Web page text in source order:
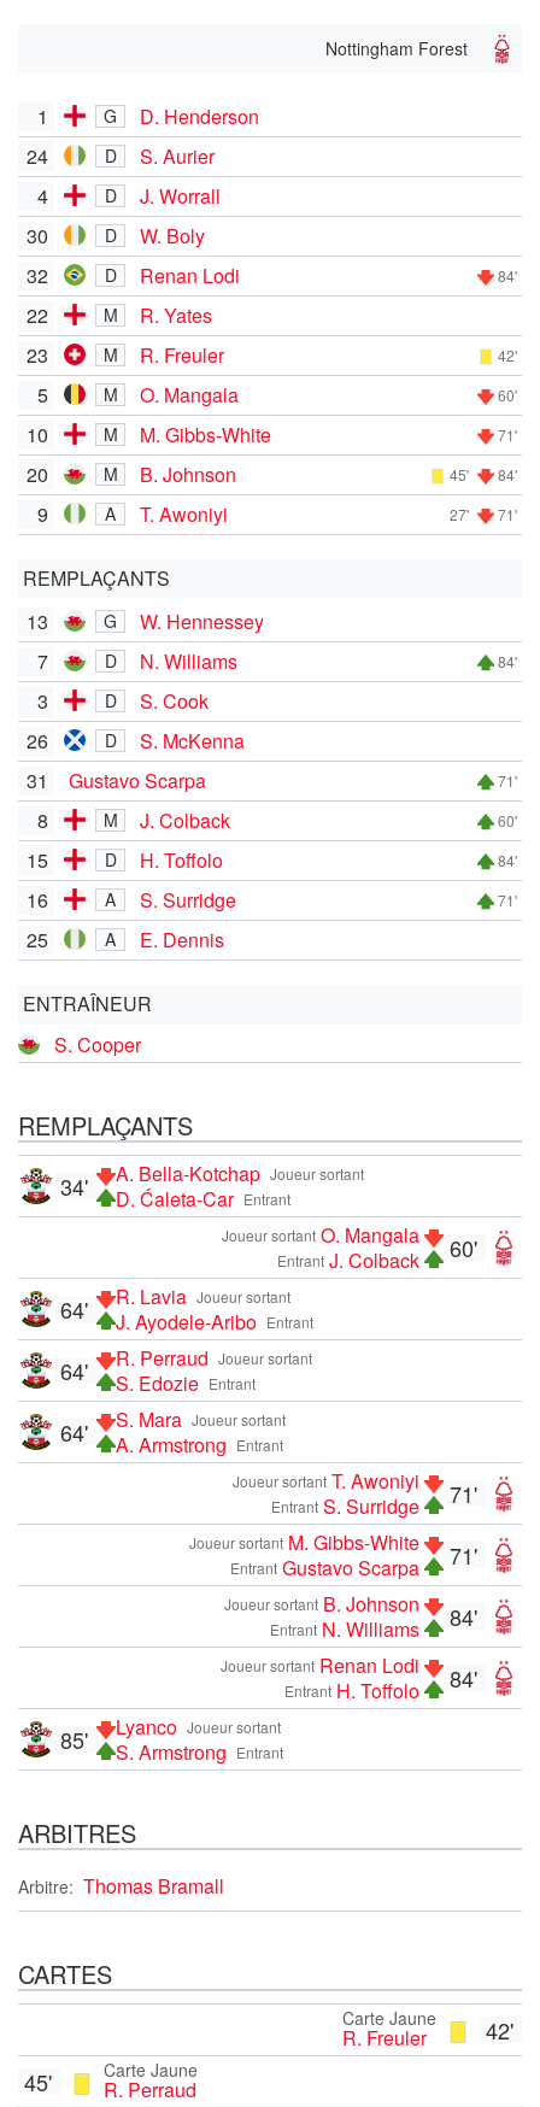
Nottingham Forest
1 G
D. Henderson
24
D
S. Aurier
4
D
J. Worrall
30
D
W. Boly
32
D Renan Lodi 84'
22 M
R. Yates
23
M R. Freuler 42'
5 M O. Mangala 60'
10 M M. Gibbs-White 71'
20 M B. Johnson 45' 84'
9 A T. Awoniyi 27' 71'
REMPLAÇANTS
13
G
W. Hennessey
7
D N. Williams 84'
3 D
S. Cook
26
D
S. McKenna
31
Gustavo Scarpa 71'
8 M J. Colback 60'
15 D H. Toffolo 84'
16 A S. Surridge 71'
25 A E. Dennis
ENTRAÎNEUR
S. Cooper
REMPLAÇANTS
Joueur sortant
A. Bella-Kotchap
Entrant
D. Ćaleta-Car
34'
60'
Joueur sortant O. Mangala
Entrant J. Colback
Joueur sortant
R. Lavia
Entrant
J. Ayodele-Aribo
64'
Joueur sortant
R. Perraud
Entrant
S. Edozie
64'
Joueur sortant
S. Mara
Entrant
A. Armstrong
64'
71'
Joueur sortant T. Awoniyi
Entrant S. Surridge
71'
Joueur sortant M. Gibbs-White
Entrant Gustavo Scarpa
84'
Joueur sortant B. Johnson
Entrant N. Williams
84'
Joueur sortant Renan Lodi
Entrant H. Toffolo
Joueur sortant
Lyanco
Entrant
S. Armstrong
85'
ARBITRES
Arbitre: Thomas Bramall
CARTES
42'
Carte Jaune
R. Freuler
Carte Jaune
R. Perraud
45'